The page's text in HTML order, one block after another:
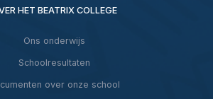
HET BEATRIX COLLEGE
Ons onderwijs
Schoolresultaten
over onze school